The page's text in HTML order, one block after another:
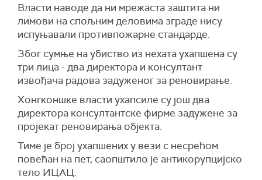
Власти наводе да ни мрежаста заштита ни
лимови на спољним деловима зграде нису
испуњавали противпожарне стандарде.
Због сумње на убиство из нехата ухапшена су
три лица - два директора и консултант
извођача радова задуженог за реновирање.
Хонгконшке власти ухапсиле су још два
директора консултантске фирме задужене за
пројекат реновирања објекта.
Тиме је број ухапшених у вези с несрећом
повећан на пет, саопштило је антикорупцијско
тело ИЦАЦ.